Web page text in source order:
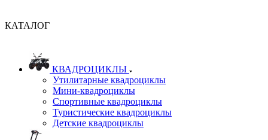
КАТАЛОГ
КВАДРОЦИКЛЫ
Утилитарные квадроциклы
Мини-квадроциклы
Спортивные квадроциклы
Туристические квадроциклы
Детские квадроциклы